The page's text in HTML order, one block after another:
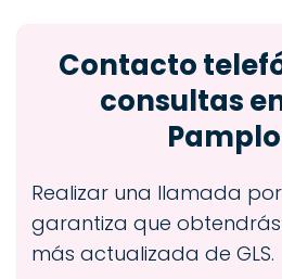
Contacto
consultas
Realizar una llamada
garantiza que
más actualizada de GLS.